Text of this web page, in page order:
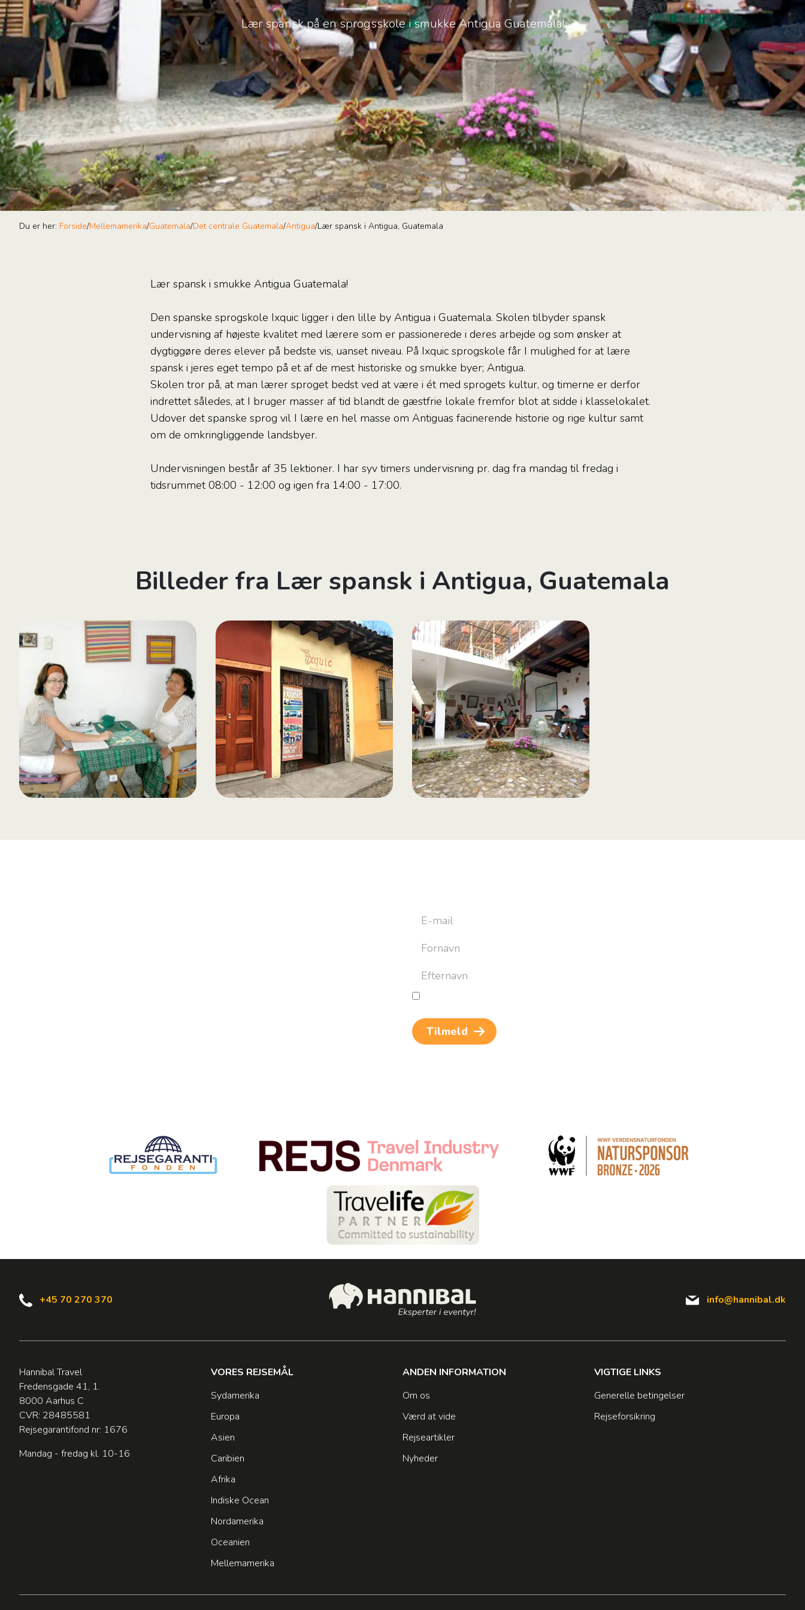
Lær spansk på en sprogsskole i smukke Antigua Guatemala!
Du er her: Forside/Mellemamerika/Guatemala/Det centrale Guatemala/Antigua/Lær spansk i Antigua, Guatemala
Lær spansk i smukke Antigua Guatemala!
Den spanske sprogskole Ixquic ligger i den lille by Antigua i Guatemala. Skolen tilbyder spansk
undervisning af højeste kvalitet med lærere som er passionerede i deres arbejde og som ønsker at
dygtiggøre deres elever på bedste vis, uanset niveau. På Ixquic sprogskole får I mulighed for at lære
spansk i jeres eget tempo på et af de mest historiske og smukke byer; Antigua.
Skolen tror på, at man lærer sproget bedst ved at være i ét med sprogets kultur, og timerne er derfor
indrettet således, at I bruger masser af tid blandt de gæstfrie lokale fremfor blot at sidde i klasselokalet.
Udover det spanske sprog vil I lære en hel masse om Antiguas facinerende historie og rige kultur samt
om de omkringliggende landsbyer.
Undervisningen består af 35 lektioner. I har syv timers undervisning pr. dag fra mandag til fredag i
tidsrummet 08:00 - 12:00 og igen fra 14:00 - 17:00.
Billeder fra Lær spansk i Antigua, Guatemala
+45 70 270 370 info@hannibal.dk
Hannibal Travel
Fredensgade 41, 1.
8000 Aarhus C
CVR: 28485581
Rejsegarantifond nr: 1676
Mandag - fredag kl. 10-16
VORES REJSEMÅL
Sydamerika
Europa
Asien
Caribien
Afrika
Indiske Ocean
Nordamerika
Oceanien
Mellemamerika
ANDEN INFORMATION
Om os
Værd at vide
Rejseartikler
Nyheder
VIGTIGE LINKS
Generelle betingelser
Rejseforsikring